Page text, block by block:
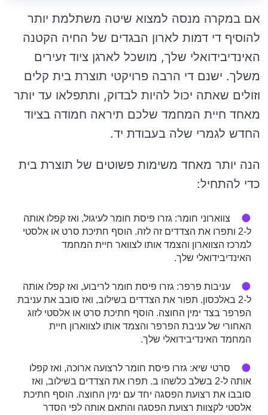
אם במקרה מנסה למצוא שיטה משתלמת יותר
להוסיף די דמות לארון הבגדים של החיה הקטנה
האינדיבידואלי שלך, מושכל לארגן ציוד זעירים
משלך. ישנם די הרבה פרויקטי תוצרת בית קלים
וזולים שאתה יכול להיות לבדוק, ותתפלאו עד יותר
מאחד חיית המחמד שלכם תיראה חמודה בציוד
החדש לגמרי שלה בעבודת יד.
הנה יותר מאחד משימות פשוטים של תוצרת בית
כדי להתחיל:
צווארוני חומר: גזרו פיסת חומר לעיגול, ואז קפלו אותה
ל-2 ותפרו את הצדדים זה לזה. הוסף חתיכת סרט או אלסטי
למרכז הצווארון והצמד אותו לצוואר חיית המחמד
האינדיבידואלי שלך.
עניבות פרפר: גזרו פיסת חומר לריבוע, ואז קפלו אותה
ל-2 באלכסון. תפור את הצדדים בשילוב, ואז סובב את עניבת
הפרפר בצד ימין החוצה. הוסף חתיכת סרט או אלסטי לזוג
האחורי של עניבת הפרפר והצמד אותו לצווארון חיית
המחמד האינדיבידואלי שלך.
סרטי שיא: גזרו פיסת חומר לרצועה ארוכה, ואז קפלו
אותה ל-2 בשלב כלשהו ב. תפרו את הצדדים בשילוב, ואז
סובבו את רצועת הפסגה יחד עם ימין החוצה. הוסף חתיכת
אלסטי לקצוות רצועת הפסגה והתאם אותה לפי הסדר